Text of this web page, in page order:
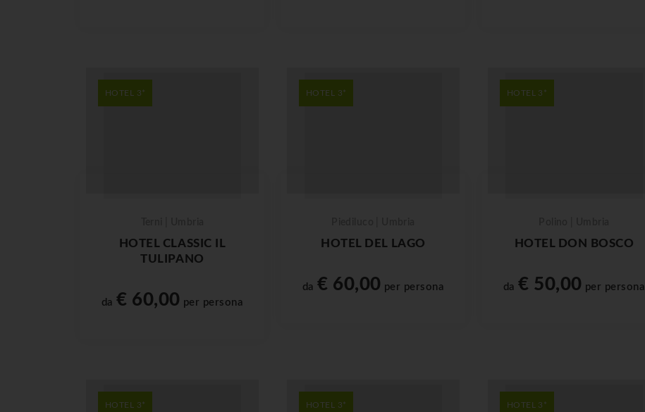
HOTEL 3*
HOTEL CLASSIC IL
TULIPANO
da€ 60,00 per persona
HOTEL 3*
HOTEL DEL LAGO
da€ 60,00 per persona
HOTEL 3*
HOTEL DON BOSCO
da€ 50,00 per persona
HOTEL 3* HOTEL 3* HOTEL 3*